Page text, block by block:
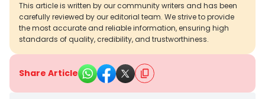
This article is written by our community writers and has been
carefully reviewed by our editorial team. We strive to provide
the most accurate and reliable information, ensuring high
standards of quality, credibility, and trustworthiness.
Share Article